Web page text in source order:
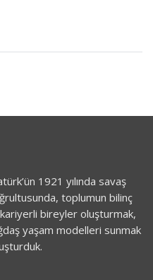
1921 yılında savaş
toplumun bilinç
bireyler oluşturmak,
yaşam modelleri sunmak